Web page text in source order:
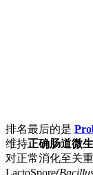
排名最后的是
维持正确肠道微
对正常消化至关